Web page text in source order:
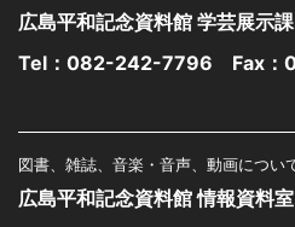
広島平和記念資料館 学芸展示課
Tel： 082-242-7796 Fax：
図書、雑誌、音楽・音声、動画につい
広島平和記念資料館 情報資料室